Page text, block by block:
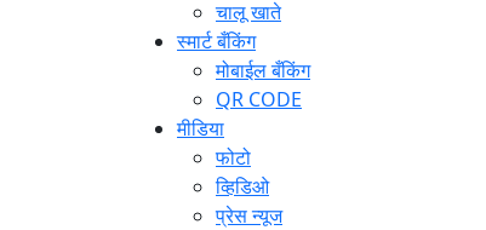
चालू खाते
स्मार्ट बँकिंग
मोबाईल बँकिंग
QR CODE
मीडिया
फोटो
व्हिडिओ
प्रेस न्यूज